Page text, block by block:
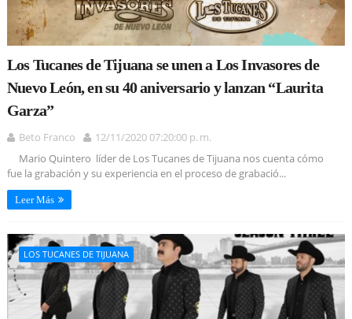
Los Tucanes de Tijuana se unen a Los Invasores de
Nuevo León, en su 40 aniversario y lanzan “Laurita
Garza”
Beto Franco
12/11/2020 07:20:00 p. m.
Mario Quintero líder de Los Tucanes de Tijuana nos cuenta cómo
fue la grabación y su experiencia en el proceso de grabació...
Leer Más
LOS TUCANES DE TIJUANA